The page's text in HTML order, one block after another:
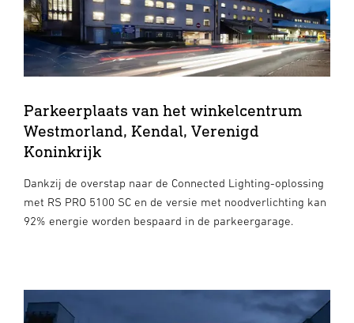
Parkeerplaats van het winkelcentrum
Westmorland, Kendal, Verenigd
Koninkrijk
Dankzij de overstap naar de Connected Lighting-oplossing
met RS PRO 5100 SC en de versie met noodverlichting kan
92% energie worden bespaard in de parkeergarage.